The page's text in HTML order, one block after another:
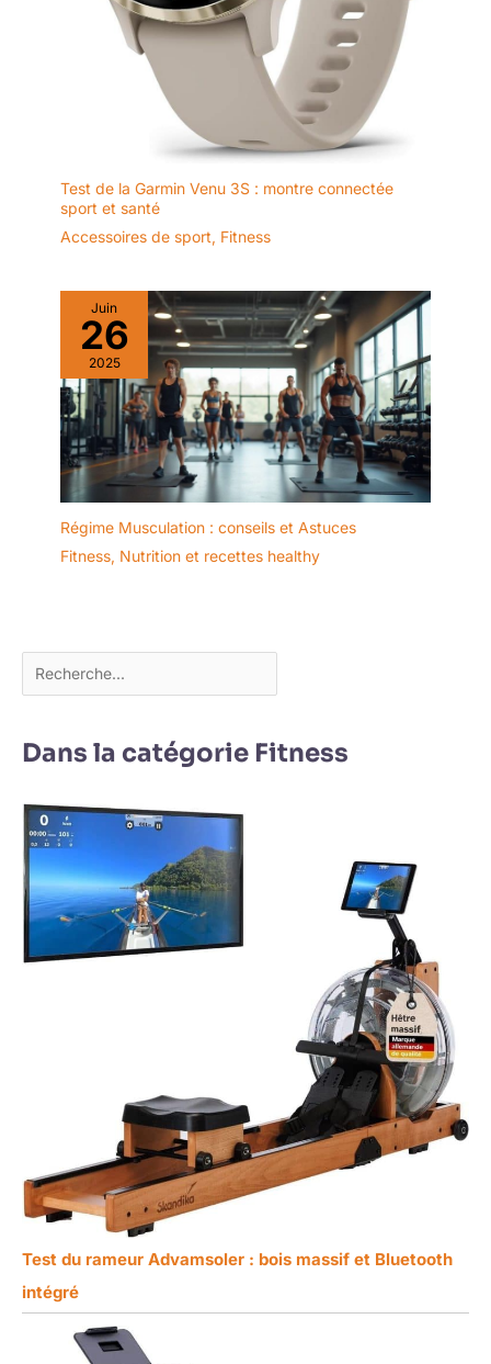
Test de la Garmin Venu 3S : montre connectée
sport et santé
Accessoires de sport, Fitness
Juin
26
2025
Régime Musculation : conseils et Astuces
Fitness, Nutrition et recettes healthy
Dans la catégorie Fitness
Test du rameur Advamsoler : bois massif et Bluetooth
intégré